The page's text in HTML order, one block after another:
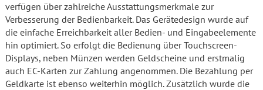
verfügen über zahlreiche Ausstattungsmerkmale zur
Verbesserung der Bedienbarkeit. Das Gerätedesign wurde auf
die einfache Erreichbarkeit aller Bedien- und Eingabeelemente
hin optimiert. So erfolgt die Bedienung über Touchscreen-
Displays, neben Münzen werden Geldscheine und erstmalig
auch EC-Karten zur Zahlung angenommen. Die Bezahlung per
Geldkarte ist ebenso weiterhin möglich. Zusätzlich wurde die